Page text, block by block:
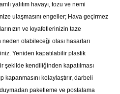
yalıtım havayı, tozu ve nemi
ulaşmasını engeller; Hava geçirmez
ve kıyafetlerinizin taze
neden olabileceği olası hasarları
Yeniden kapatılabilir plastik
şekilde kendiliğinden kapatılması
kapanmasını kolaylaştırır, darbeli
paketleme ve postalama